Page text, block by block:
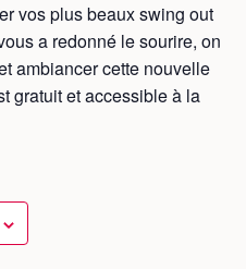
vos plus beaux swing out
a redonné le sourire, on
ambiancer cette nouvelle
gratuit et accessible à la